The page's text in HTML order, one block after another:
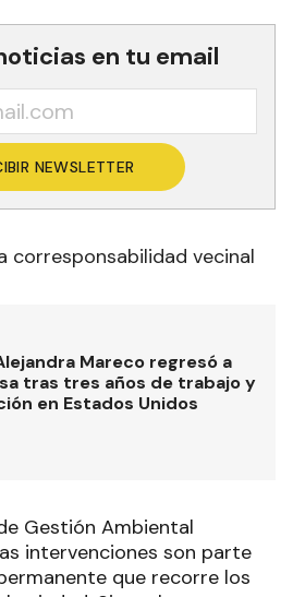
en tu email
NEWSLETTER
corresponsabilidad vecinal